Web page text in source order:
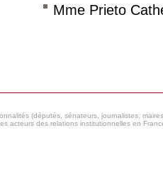
Mme Prieto
(députés, sénateurs, journalistes,
acteurs des relations institutionnelles en